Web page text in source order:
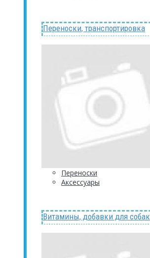
Переноски, транспортировка
Переноски
Аксессуары
Витамины, добавки для собак